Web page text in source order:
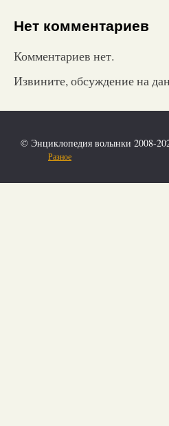
Нет комментариев
Комментариев нет.
Извините, обсуждение на
© Энциклопедия волынки 2008-
Разное